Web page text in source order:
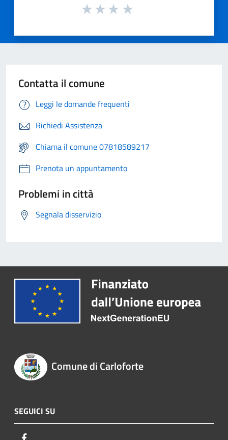
Contatta il comune
Leggi le domande frequenti
Richiedi Assistenza
Chiama il comune 07818589217
Prenota un appuntamento
Problemi in città
Segnala disservizio
Comune di Carloforte
SEGUICI SU